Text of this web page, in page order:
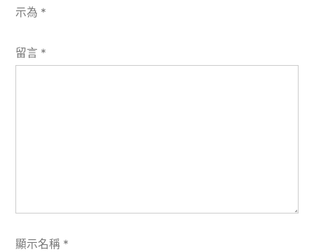
示為 *
留言 *
顯示名稱 *